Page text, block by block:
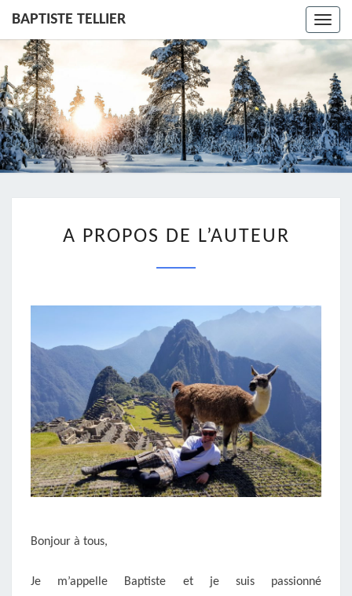
BAPTISTE TELLIER
PROPOS
L’AUTEUR
A PROPOS DE L’AUTEUR
Bonjour à tous,
Je m’appelle Baptiste et je suis passionné